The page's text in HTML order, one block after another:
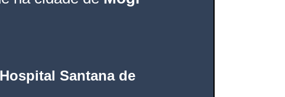
Hospital Santana de